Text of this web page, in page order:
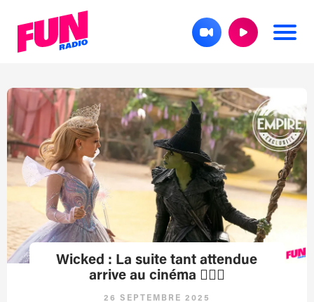
Wicked : La suite tant attendue
arrive au cinéma 🧙‍♀️✨
26 SEPTEMBRE 2025